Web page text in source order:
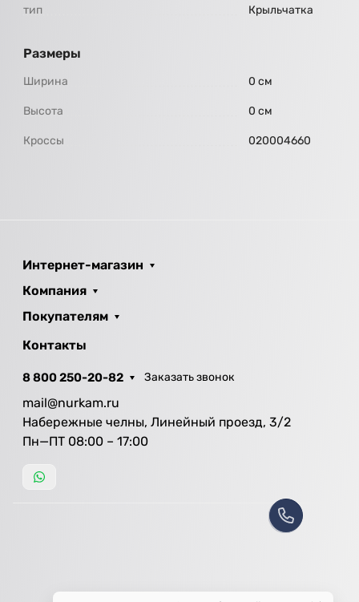
тип Крыльчатка
Размеры
Ширина 0 см
Высота 0 см
Кроссы 020004660
Интернет-магазин
Компания
Покупателям
Контакты
8 800 250-20-82 Заказать звонок
mail@nurkam.ru
Набережные челны, Линейный проезд, 3/2
Пн—ПТ 08:00 – 17:00